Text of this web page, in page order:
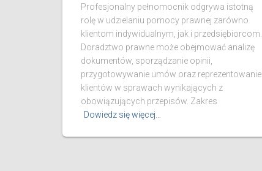
Profesjonalny pełnomocnik odgrywa istotną
rolę w udzielaniu pomocy prawnej zarówno
klientom indywidualnym, jak i przedsiębiorcom.
Doradztwo prawne może obejmować analizę
dokumentów, sporządzanie opinii,
przygotowywanie umów oraz reprezentowanie
klientów w sprawach wynikających z
obowiązujących przepisów. Zakres
Dowiedz się więcej…